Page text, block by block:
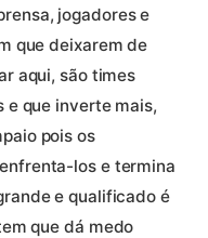
jogadores e
que deixarem de
aqui, são times
e que inverte mais,
pois os
los e termina
e qualificado é
que dá medo